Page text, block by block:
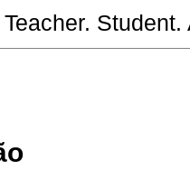
Teacher.